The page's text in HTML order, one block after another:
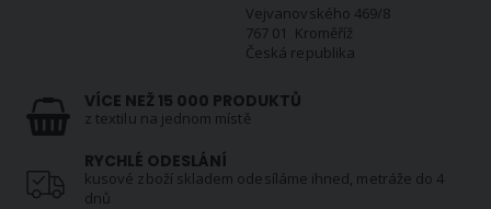
Vejvanovského 469/8
767 01 Kroměříž
Česká republika
VÍCE NEŽ 15 000 PRODUKTŮ
z textilu na jednom místě
RYCHLÉ ODESLÁNÍ
kusové zboží skladem odesíláme ihned, metráže do 4
dnů